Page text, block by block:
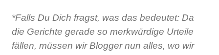
*Falls Du Dich fragst, was das bedeutet: Da
die Gerichte gerade so merkwürdige Urteile
fällen, müssen wir Blogger nun alles, wo wir